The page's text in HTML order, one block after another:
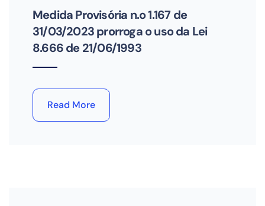
Medida Provisória n.o 1.167 de
31/03/2023 prorroga o uso da Lei
8.666 de 21/06/1993
Read More